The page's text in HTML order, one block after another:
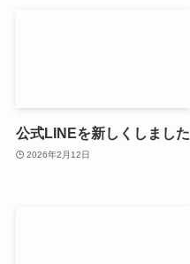
公式LINEを新しくしました
2026年2月12日